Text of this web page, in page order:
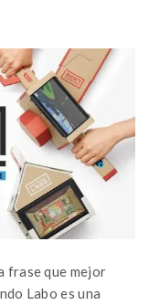
frase que mejor
Labo es una